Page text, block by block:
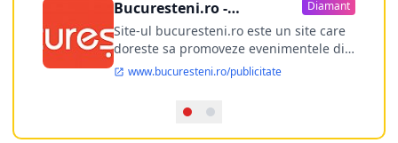
Bucuresteni.ro -
publicitate online
Diamant
Site-ul bucuresteni.ro este un site care
doreste sa promoveze evenimentele din
Bucuresti si nu numai, sa puna la
dispozitia utilizatorului cea mai
Bucuresti-ului, si in acelasi timp sa
ofere posibilitatea firmel...
www.bucuresteni.ro/publicitate